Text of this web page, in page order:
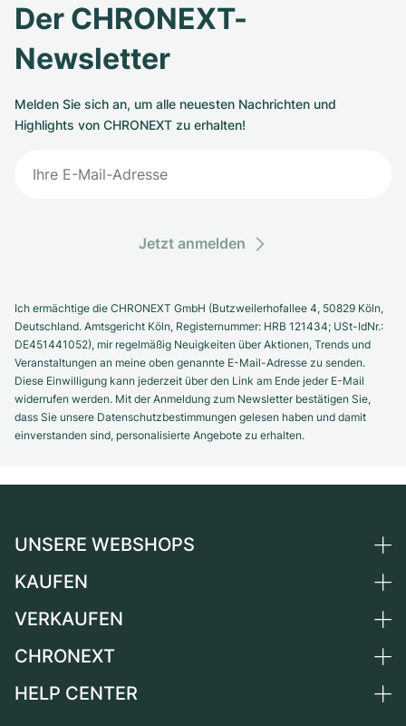
Der CHRONEXT-
Newsletter
Melden Sie sich an, um alle neuesten Nachrichten und
Highlights von CHRONEXT zu erhalten!
Jetzt anmelden
Ich ermächtige die CHRONEXT GmbH (Butzweilerhofallee 4, 50829 Köln,
Deutschland. Amtsgericht Köln, Registernummer: HRB 121434; USt-IdNr.:
DE451441052), mir regelmäßig Neuigkeiten über Aktionen, Trends und
Veranstaltungen an meine oben genannte E-Mail-Adresse zu senden.
Diese Einwilligung kann jederzeit über den Link am Ende jeder E-Mail
widerrufen werden. Mit der Anmeldung zum Newsletter bestätigen Sie,
dass Sie unsere Datenschutzbestimmungen gelesen haben und damit
einverstanden sind, personalisierte Angebote zu erhalten.
UNSERE WEBSHOPS
Deutschland
Schweiz
Frankreich
KAUFEN
Alle Luxusuhren
Independent Brands
VERKAUFEN
Uhr verkaufen
CHRONEXT
Über uns
HELP CENTER